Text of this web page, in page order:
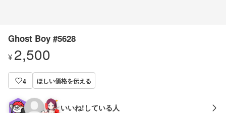
Ghost Boy #5628
¥ 2,500
4 ほしい価格を伝える
いいね!している人